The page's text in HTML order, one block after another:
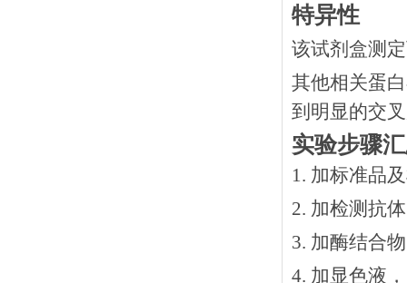
特异性
该试剂盒测
其他相关蛋
到明显的交
实验步骤
1. 加标准品
2. 加检测抗
3. 加酶结合
4. 加显色液